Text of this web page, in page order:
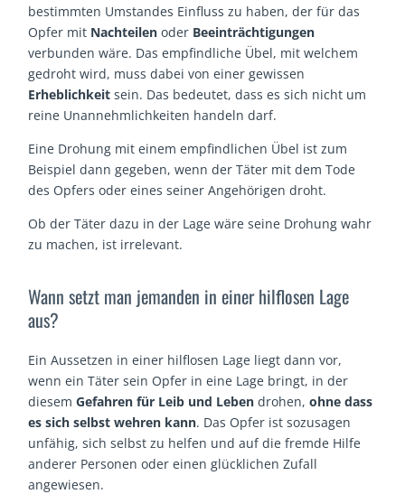
bestimmten Umstandes Einfluss zu haben, der für das
Opfer mit Nachteilen oder Beeinträchtigungen
verbunden wäre. Das empfindliche Übel, mit welchem
gedroht wird, muss dabei von einer gewissen
Erheblichkeit sein. Das bedeutet, dass es sich nicht um
reine Unannehmlichkeiten handeln darf.
Eine Drohung mit einem empfindlichen Übel ist zum
Beispiel dann gegeben, wenn der Täter mit dem Tode
des Opfers oder eines seiner Angehörigen droht.
Ob der Täter dazu in der Lage wäre seine Drohung wahr
zu machen, ist irrelevant.
Wann setzt man jemanden in einer hilflosen Lage
aus?
Ein Aussetzen in einer hilflosen Lage liegt dann vor,
wenn ein Täter sein Opfer in eine Lage bringt, in der
diesemGefahren für Leib und Leben drohen,ohne dass
es sich selbst wehren kann. Das Opfer ist sozusagen
unfähig, sich selbst zu helfen und auf die fremde Hilfe
anderer Personen oder einen glücklichen Zufall
angewiesen.